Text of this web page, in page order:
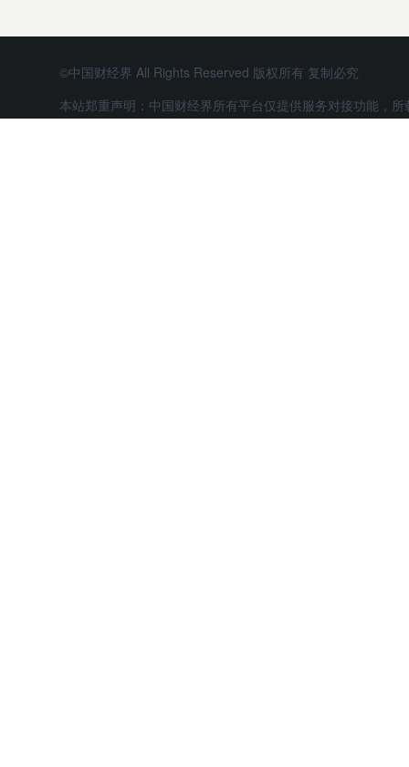
©中国财经界 All Rights Reserved 版权所有 复制必究
本站郑重声明：中国财经界所有平台仅提供服务对接功能，